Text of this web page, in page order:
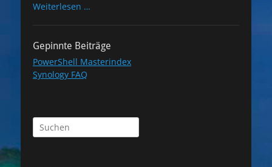
Weiterlesen …
Gepinnte Beiträge
PowerShell Masterindex
Synology FAQ
Suchen
nach: